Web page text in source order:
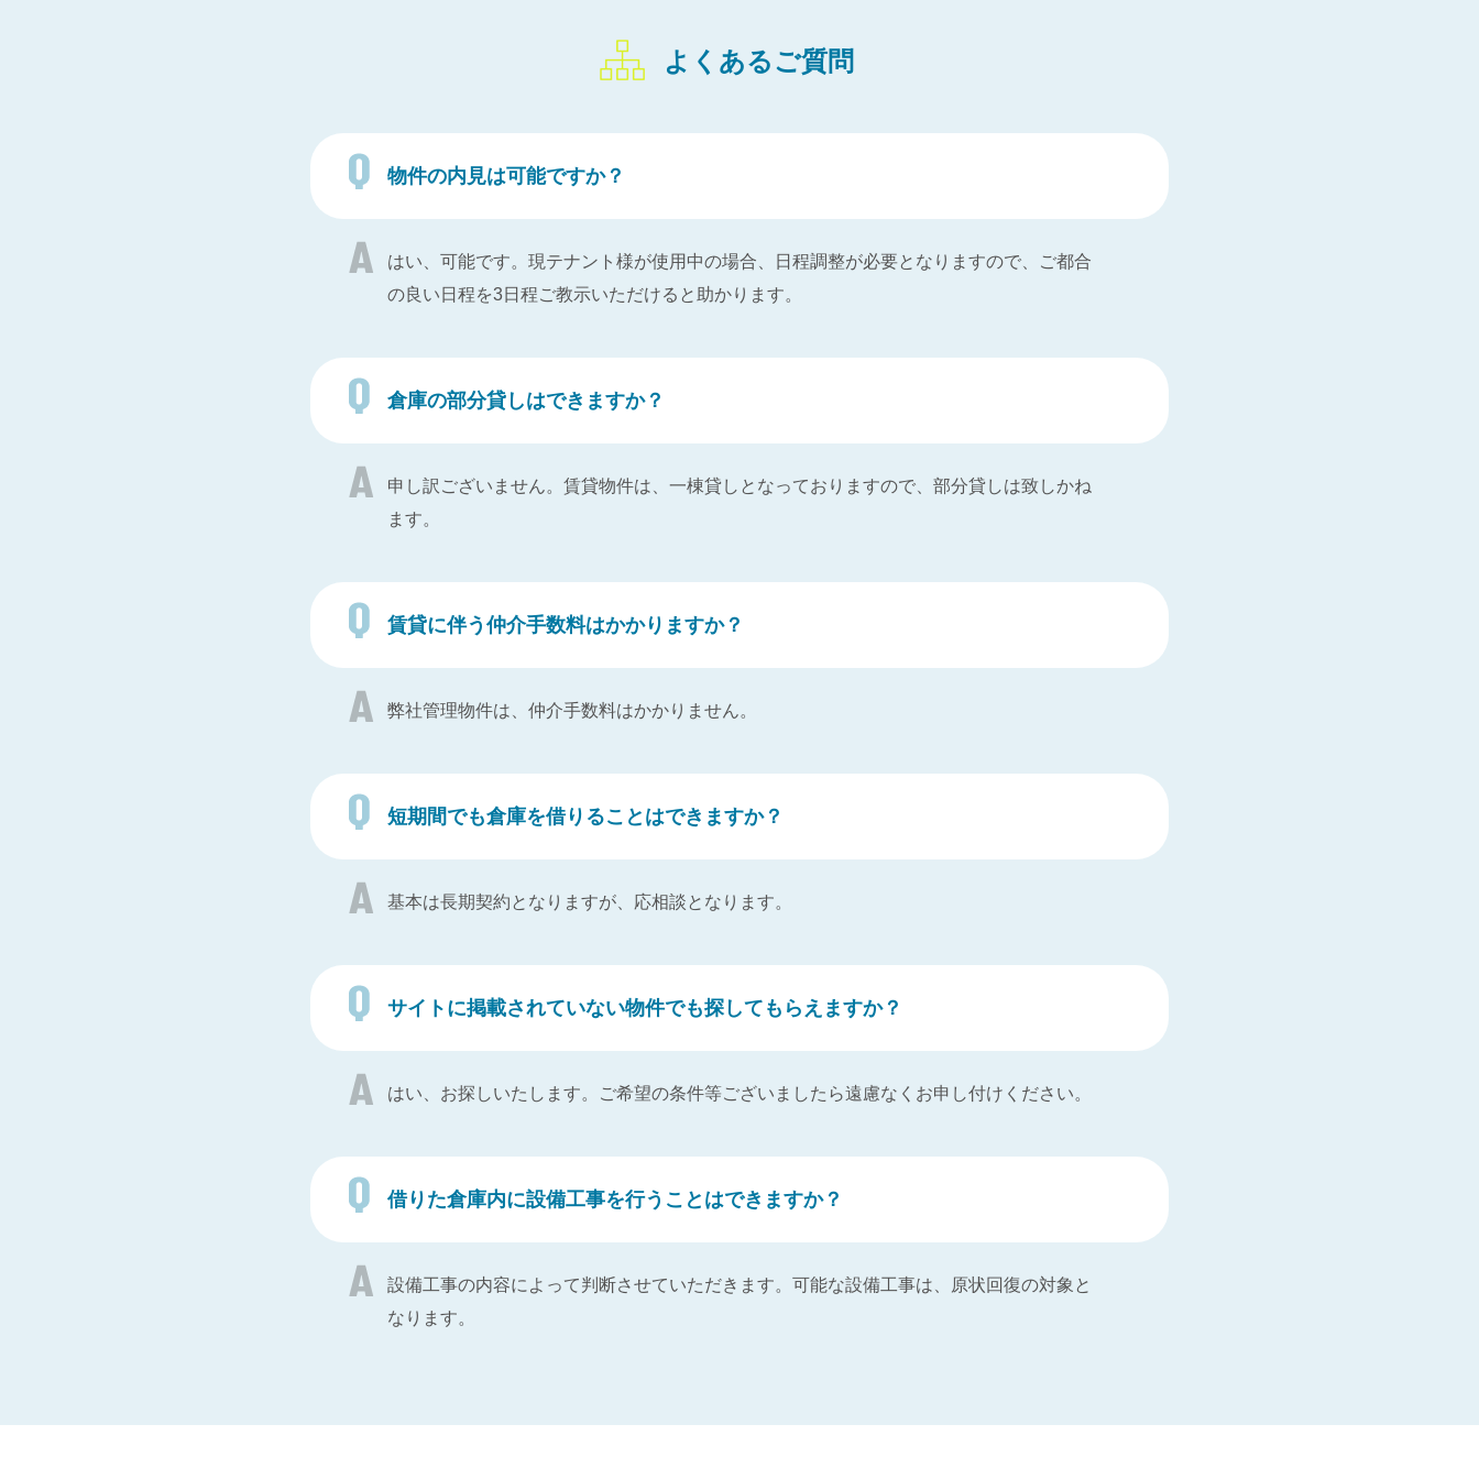
よくあるご質問
物件の内見は可能ですか？
はい、可能です。現テナント様が使用中の場合、日程調整が必要となりますので、ご都合
の良い日程を3日程ご教示いただけると助かります。
倉庫の部分貸しはできますか？
申し訳ございません。賃貸物件は、一棟貸しとなっておりますので、部分貸しは致しかね
ます。
賃貸に伴う仲介手数料はかかりますか？
弊社管理物件は、仲介手数料はかかりません。
短期間でも倉庫を借りることはできますか？
基本は長期契約となりますが、応相談となります。
サイトに掲載されていない物件でも探してもらえますか？
はい、お探しいたします。ご希望の条件等ございましたら遠慮なくお申し付けください。
借りた倉庫内に設備工事を行うことはできますか？
設備工事の内容によって判断させていただきます。可能な設備工事は、原状回復の対象と
なります。